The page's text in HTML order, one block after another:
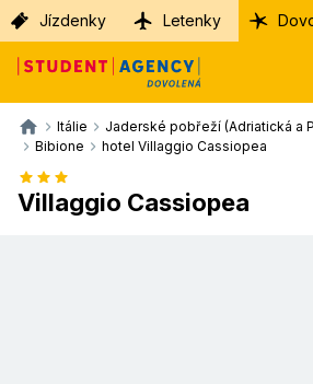
Jízdenky Letenky
Itálie
Jaderské pobřeží (Adriatická a
Bibione
hotel Villaggio Cassiopea
Villaggio Cassiopea